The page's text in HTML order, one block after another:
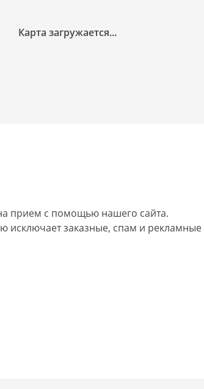
прием с помощью нашего сайта.
исключает заказные, спам и